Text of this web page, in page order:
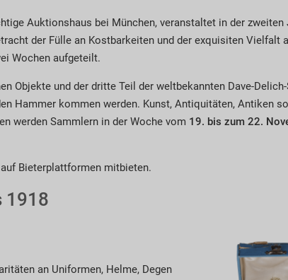
Auktionshaus bei München, veranstaltet in der zweiten
der Fülle an Kostbarkeiten und der exquisiten Vielfalt
Wochen aufgeteilt.
Objekte und der dritte Teil der weltbekannten Dave-
Hammer kommen werden. Kunst, Antiquitäten, Antiken
werden Sammlern in der Woche vom 19. bis zum 22.
Bieterplattformen mitbieten.
1918
an Uniformen, Helme, Degen